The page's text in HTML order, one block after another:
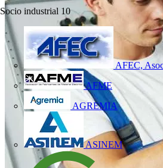
Socio industrial 10
AFEC,
AFME
AGREMIA
ASINEM